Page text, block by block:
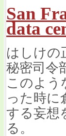
San
data
はしけの
秘密司令
このよう
った時に
する妄想
る。